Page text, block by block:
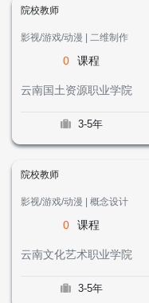
院校教师
影视/游戏/动漫 | 二维制作
0 课程
云南国土资源职业学院
3-5年
院校教师
影视/游戏/动漫 | 概念设计
0 课程
云南文化艺术职业学院
3-5年